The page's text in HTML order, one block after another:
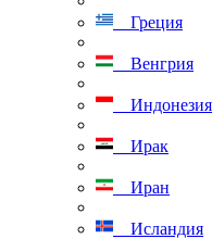
Греция
Венгрия
Индонезия
Ирак
Иран
Исландия